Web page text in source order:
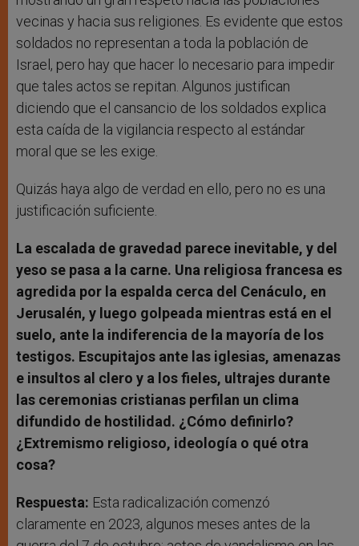
vecinas y hacia sus religiones. Es evidente que estos
soldados no representan a toda la población de
Israel, pero hay que hacer lo necesario para impedir
que tales actos se repitan. Algunos justifican
diciendo que el cansancio de los soldados explica
esta caída de la vigilancia respecto al estándar
moral que se les exige.
Quizás haya algo de verdad en ello, pero no es una
justificación suficiente.
La escalada de gravedad parece inevitable, y del
yeso se pasa a la carne. Una religiosa francesa es
agredida por la espalda cerca del Cenáculo, en
Jerusalén, y luego golpeada mientras está en el
suelo, ante la indiferencia de la mayoría de los
testigos. Escupitajos ante las iglesias, amenazas
e insultos al clero y a los fieles, ultrajes durante
las ceremonias cristianas perfilan un clima
difundido de hostilidad. ¿Cómo definirlo?
¿Extremismo religioso, ideología o qué otra
cosa?
Respuesta: Esta radicalización comenzó
claramente en 2023, algunos meses antes de la